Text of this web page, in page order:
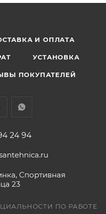
И ОПЛАТА
УСТАНОВКА
ПОКУПАТЕЛЕЙ
24 94
Спортивная
23
ПО РАБОТЕ